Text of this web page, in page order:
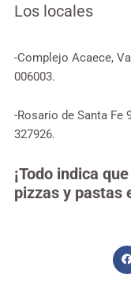
Los locales
-Complejo Acaece,
006003.
-Rosario de Santa Fe
327926.
¡Todo indica
pizzas y pastas